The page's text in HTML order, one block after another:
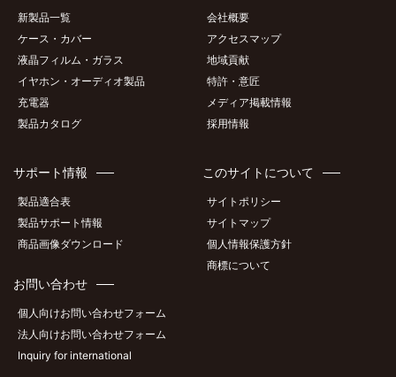
新製品一覧
ケース・カバー
液晶フィルム・ガラス
イヤホン・オーディオ製品
充電器
製品カタログ
会社概要
アクセスマップ
地域貢献
特許・意匠
メディア掲載情報
採用情報
サポート情報
製品適合表
製品サポート情報
商品画像ダウンロード
お問い合わせ
個人向けお問い合わせフォーム
法人向けお問い合わせフォーム
Inquiry for international
このサイトについて
サイトポリシー
サイトマップ
個人情報保護方針
商標について